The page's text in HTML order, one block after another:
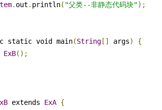
. out . println( "父类--非静态代码块");
static void main
(String [] args)
{
ExB();
extends ExA {